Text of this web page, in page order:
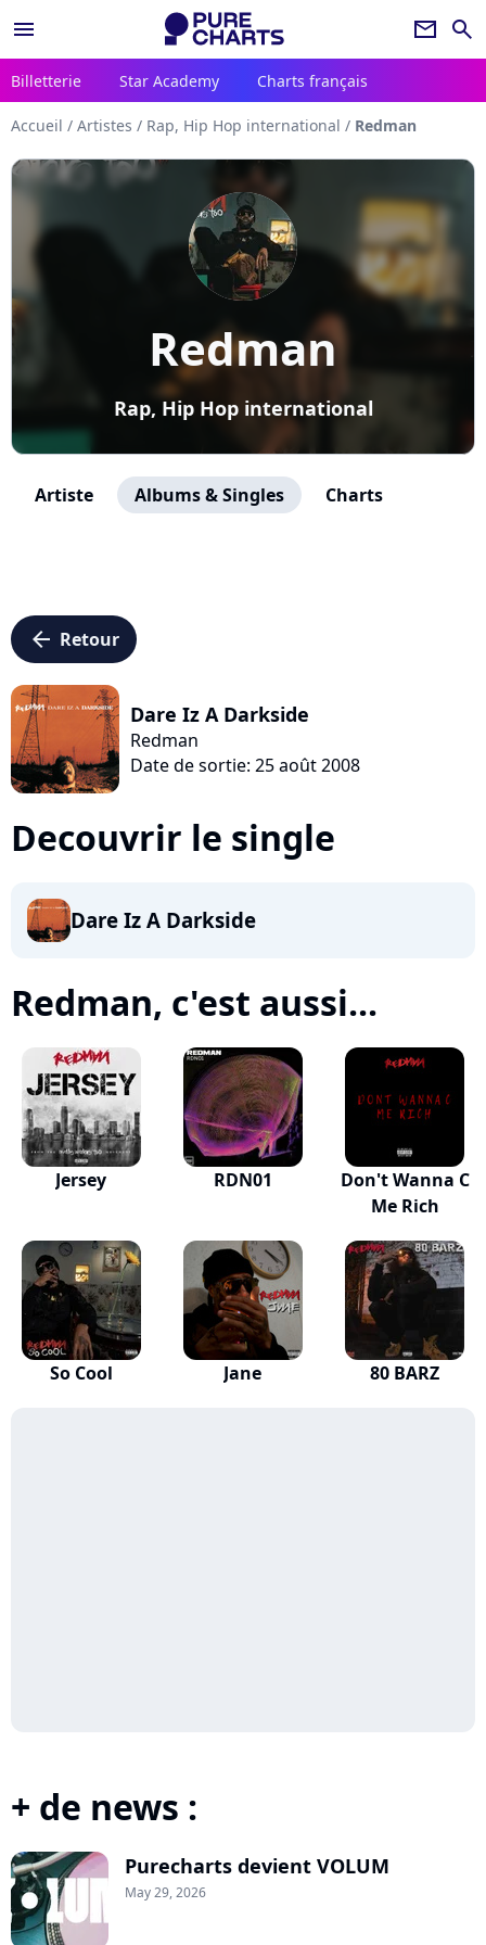
menu newsletter search
Billetterie Star Academy Charts français
Accueil / Artistes / Rap, Hip Hop international / Redman
Redman
Rap, Hip Hop international
Artiste Albums & Singles Charts
arrow_left Retour
Dare Iz A Darkside
Redman
Date de sortie: 25 août 2008
Decouvrir le single
Dare Iz A Darkside
Redman, c'est aussi...
Jersey RDN01
Don't Wanna C
Me Rich
So Cool Jane 80 BARZ
+ de news :
Purecharts devient VOLUM
May 29, 2026